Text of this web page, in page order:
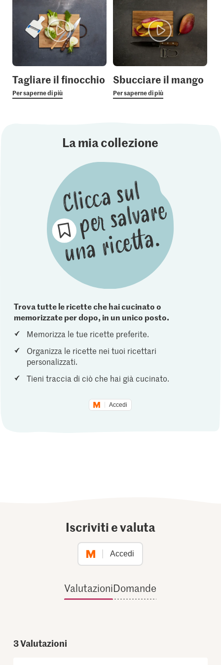
Tagliare il finocchio
Per saperne di più
Sbucciare il mango
Per saperne di più
La mia collezione
Trova tutte le ricette che hai cucinato o
memorizzate per dopo, in un unico posto.
Memorizza le tue ricette preferite.
Organizza le ricette nei tuoi ricettari
personalizzati.
Tieni traccia di ciò che hai già cucinato.
Accedi
Iscriviti e valuta
Accedi
ValutazioniDomande
3Valutazioni